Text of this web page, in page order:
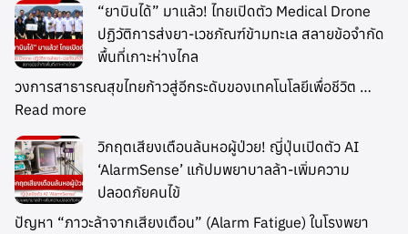
“ยาบินได้” มาแล้ว! ไทยเปิดตัว Medical Drone
ปฏิวัติการส่งยา-เวชภัณฑ์ข้ามทะเล สลายข้อจำกัด
พื้นที่เกาะห่างไกล
วงการสาธารณสุขไทยก้าวสู่อีกระดับของเทคโนโลยีเพื่อชีวิต …
Read more
วิกฤตเสียงเตือนล้นหอผู้ป่วย! ญี่ปุ่นเปิดตัว AI
‘AlarmSense’ แก้ปมพยาบาลล้า-เพิ่มความ
ปลอดภัยคนไข้
ปัญหา “ภาวะล้าจากเสียงเตือน” (Alarm Fatigue) ในโรงพยา